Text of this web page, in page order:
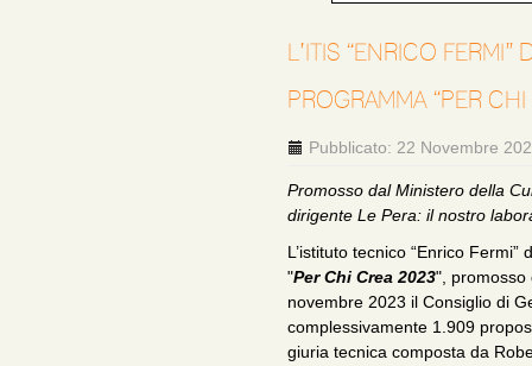
L’ITIS “ENRICO
PROGRAMMA “PER
Pubblicato: 22 Novembre
Promosso dal Ministero della
dirigente Le Pera: il nostro
L’istituto tecnico “Enrico
"Per Chi Crea 2023", promosso
novembre 2023 il Consiglio di
complessivamente 1.909
giuria tecnica composta da